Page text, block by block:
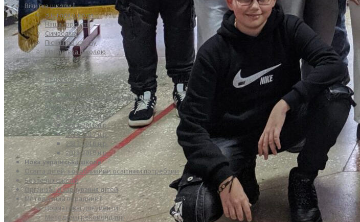
Візитка школи⇩
З історії школи
Наша гордість
Символіка
Пісня про школу
Мандрівка школою
Адміністрація
Колектив закладу⇩
Педагоги
Персонал школи
Психологічна служба школи
Класні колективи⇩
2014-2015 н.р.
2015-2016 н.р.
2016-2017 н.р.
2017-2018 н.р.
2018-2019 н.р.
Нова українська школа
Освіта дітей з особливими освітніми потребами
Безпечна школа!
Організація харчування дітей
Методичний порадник⇩
Нормативні документи
Методичні рекомендації